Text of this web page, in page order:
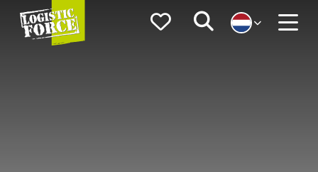
Logistic
Force
FavorietenZoeken